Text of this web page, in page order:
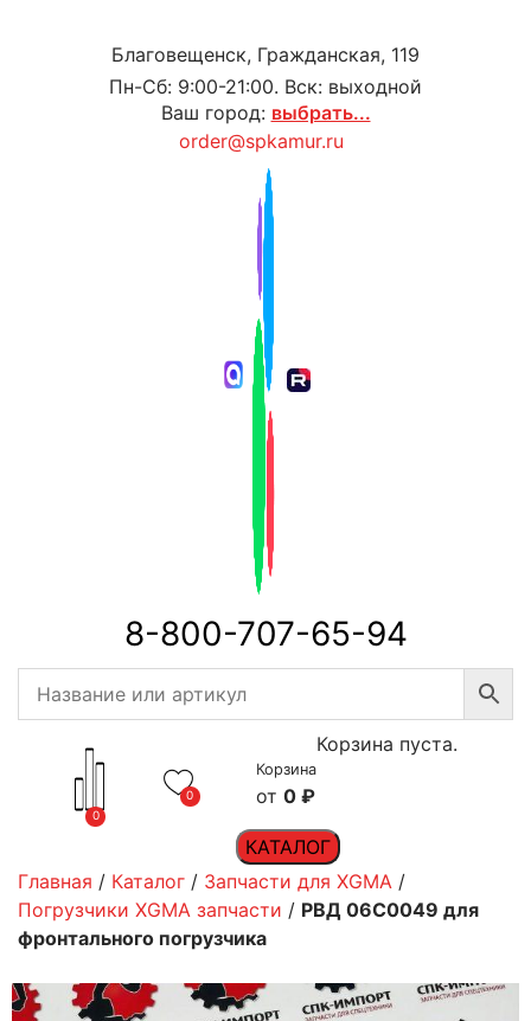
Благовещенск, Гражданская, 119
Пн-Сб: 9:00-21:00. Вск: выходной
Ваш город: выбрать...
order@spkamur.ru
8-800-707-65-94
0
0
Корзина
0 ₽
Корзина пуста.
КАТАЛОГ
Главная / Каталог / Запчасти для XGMA /
Погрузчики XGMA запчасти / РВД 06C0049 для
фронтального погрузчика